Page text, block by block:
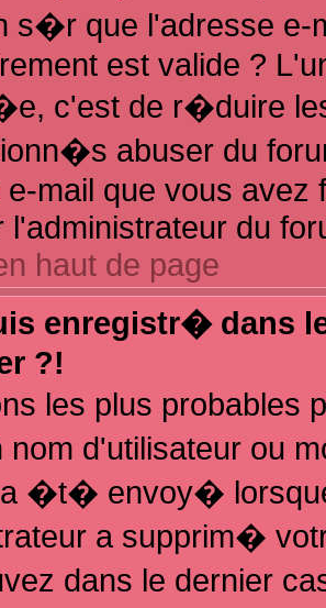
s�r que l'adresse e-
est valide ?
c'est de r�duire
abuser du
e-mail que vous
l'administrateur du
haut de page
enregistr� dans
?!
les plus probables
d'utilisateur ou
a �t� envoy�
a supprim�
dans le dernier